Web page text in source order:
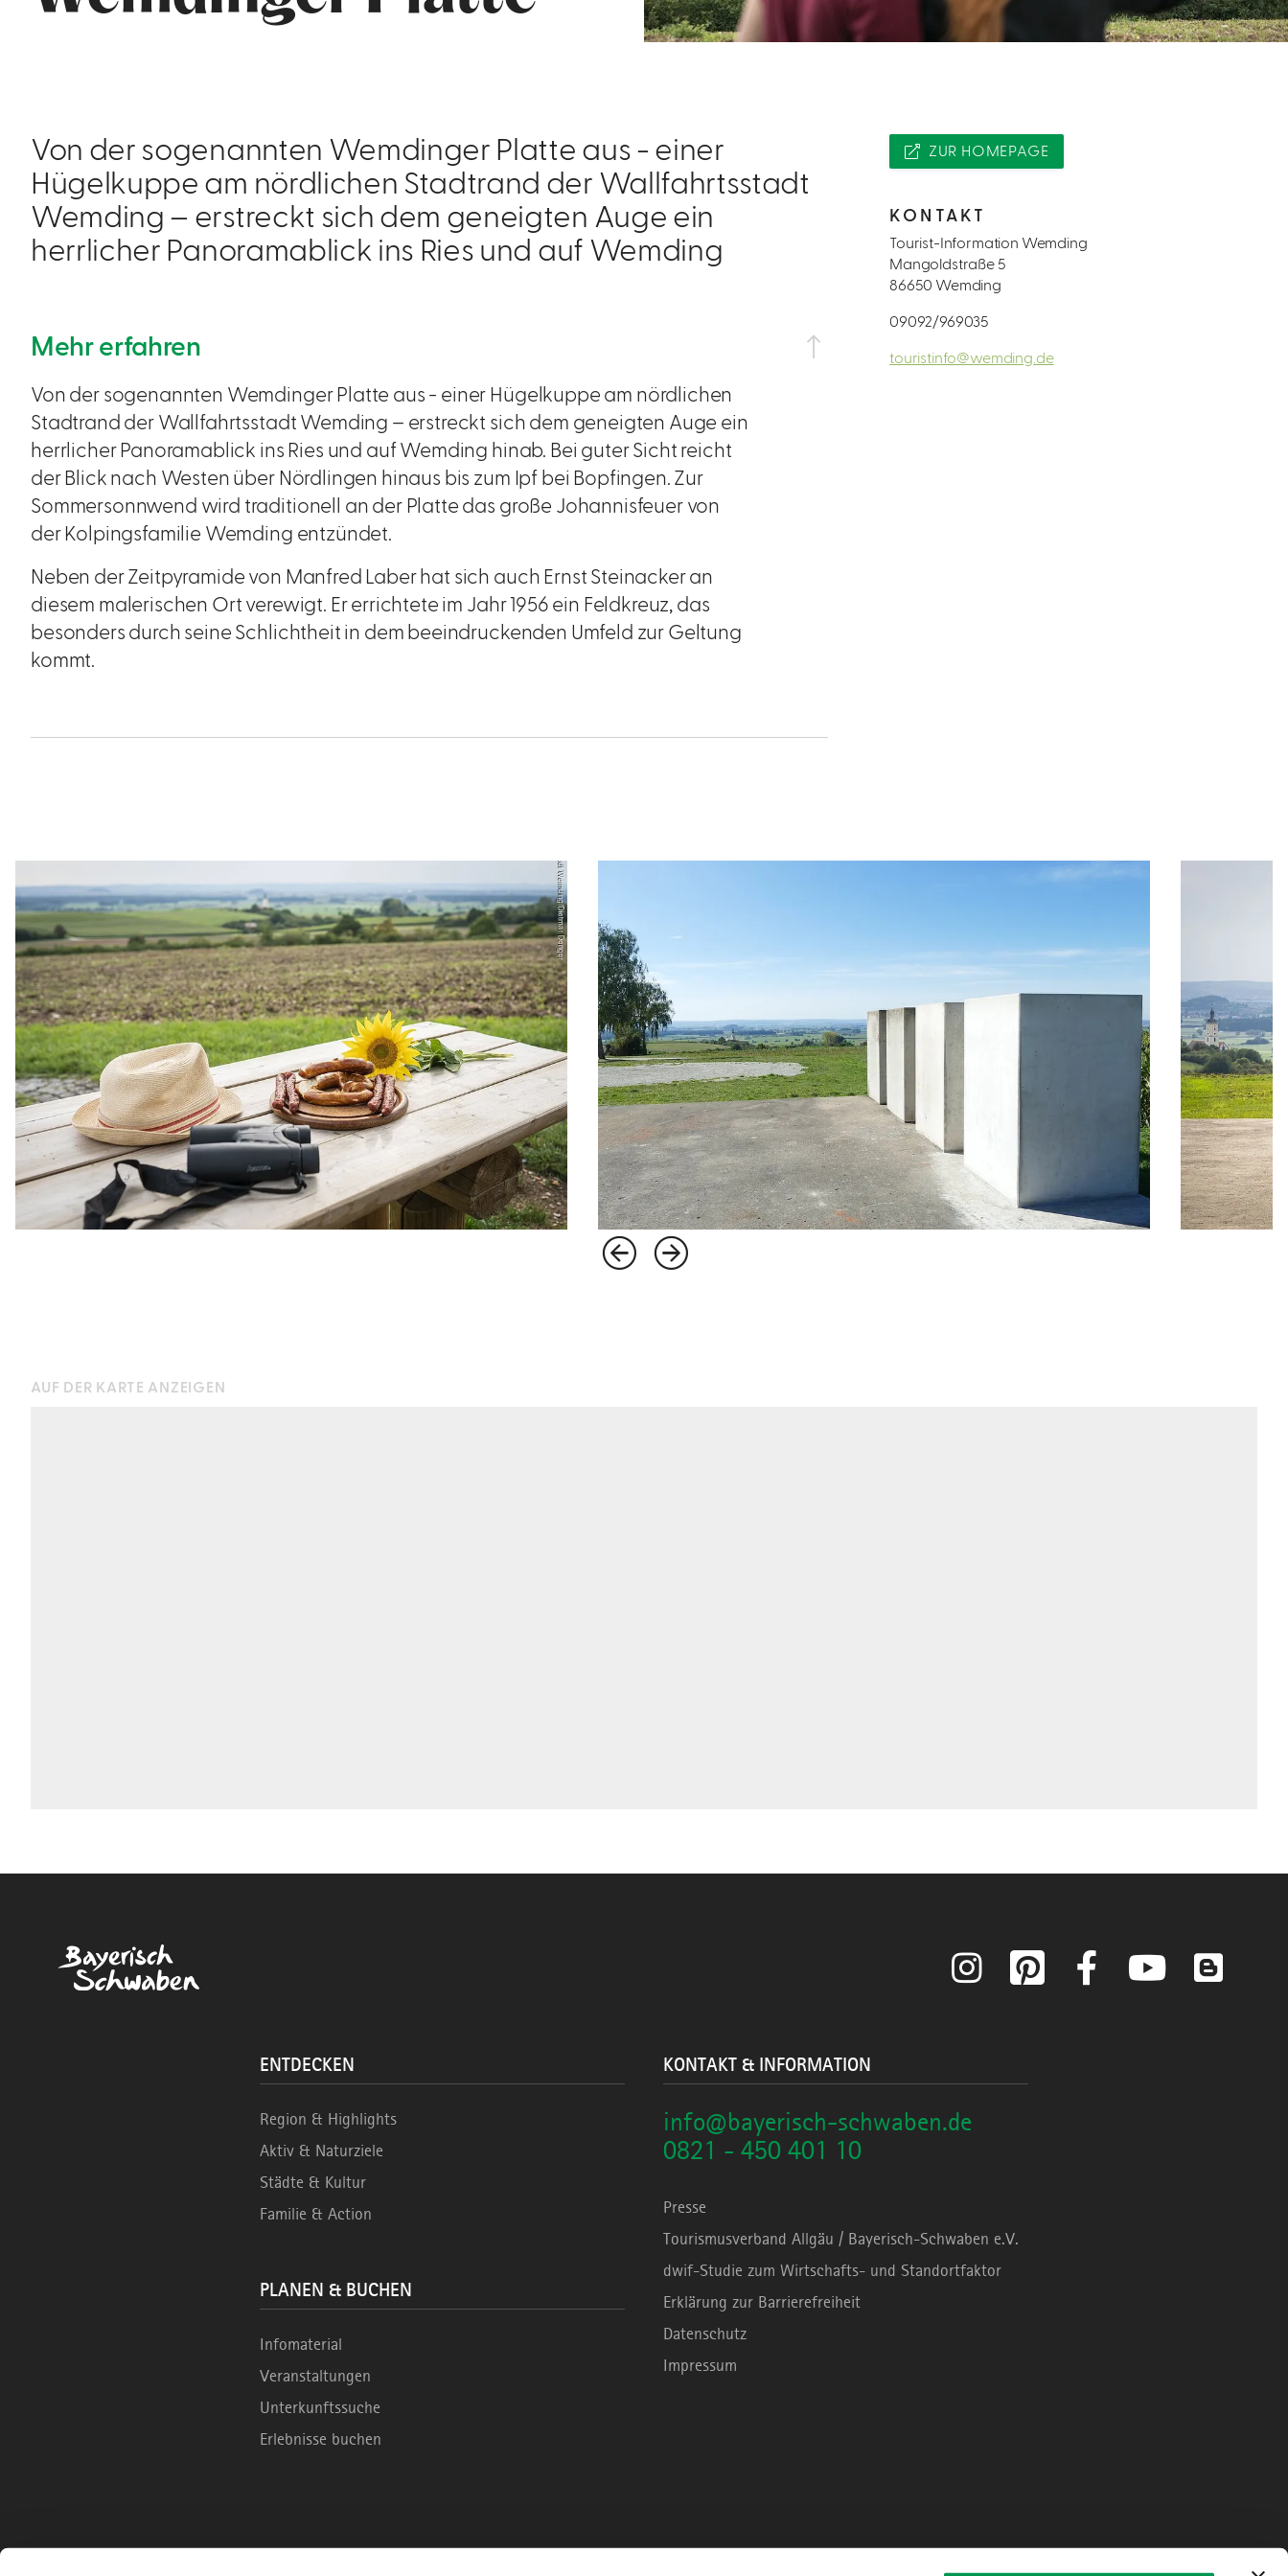
Von der sogenannten Wemdinger Platte aus - einer
Hügelkuppe am nördlichen Stadtrand der Wallfahrtsstadt
Wemding – erstreckt sich dem geneigten Auge ein
herrlicher Panoramablick ins Ries und auf Wemding
Mehr erfahren
Von der sogenannten Wemdinger Platte aus - einer Hügelkuppe am nördlichen
Stadtrand der Wallfahrtsstadt Wemding – erstreckt sich dem geneigten Auge ein
herrlicher Panoramablick ins Ries und auf Wemding hinab. Bei guter Sicht reicht
der Blick nach Westen über Nördlingen hinaus bis zum Ipf bei Bopfingen. Zur
Sommersonnwend wird traditionell an der Platte das große Johannisfeuer von
der Kolpingsfamilie Wemding entzündet.
Neben der Zeitpyramide von Manfred Laber hat sich auch Ernst Steinacker an
diesem malerischen Ort verewigt. Er errichtete im Jahr 1956 ein Feldkreuz, das
besonders durch seine Schlichtheit in dem beeindruckenden Umfeld zur Geltung
kommt.
ZUR HOMEPAGE
KONTAKT
Tourist-Information Wemding
Mangoldstraße 5
86650 Wemding
09092/969035
touristinfo@wemding.de
AUF DER KARTE ANZEIGEN
Instagram Pinterest Facebook YouTube
ENTDECKEN
Region & Highlights
Aktiv & Naturziele
Städte & Kultur
Familie & Action
PLANEN & BUCHEN
Infomaterial
Veranstaltungen
Unterkunftssuche
Erlebnisse buchen
KONTAKT & INFORMATION
info@bayerisch-schwaben.de
0821 - 450 401 10
Presse
Tourismusverband Allgäu / Bayerisch-Schwaben e.V.
dwif-Studie zum Wirtschafts- und Standortfaktor
Erklärung zur Barrierefreiheit
Datenschutz
Impressum